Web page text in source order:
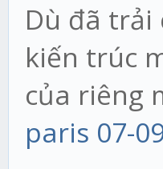
Dù đã
kiến trúc
của riêng
paris 07-